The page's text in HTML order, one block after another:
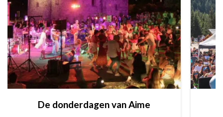
De donderdagen van Aime